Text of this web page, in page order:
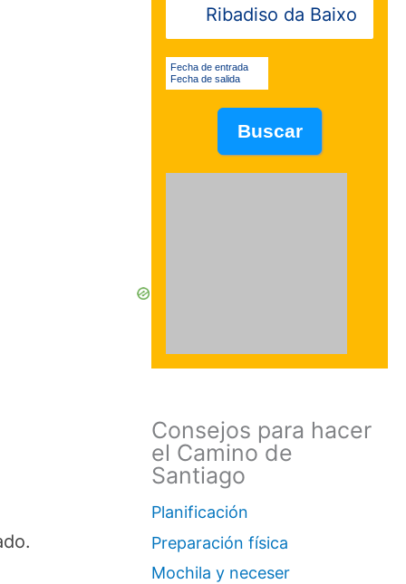
Fecha de entrada
Fecha de salida
Consejos para hacer
el Camino de
Santiago
Planificación
Preparación física
Mochila y neceser